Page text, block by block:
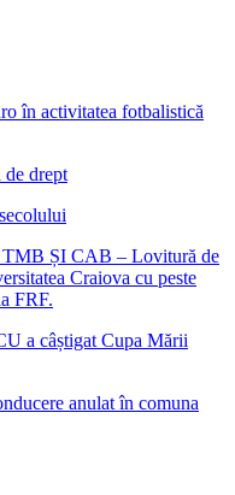
în activitatea fotbalistică
drept
ȘI CAB – Lovitură de
Craiova cu peste
FRF.
a câștigat Cupa Mării
anulat în comuna